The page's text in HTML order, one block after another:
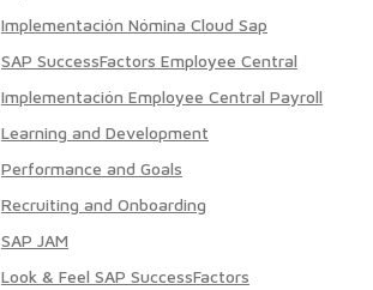
Implementación Nómina Cloud Sap
SAP SuccessFactors Employee Central
Implementación Employee Central Payroll
Learning and Development
Performance and Goals
Recruiting and Onboarding
SAP JAM
Look & Feel SAP SuccessFactors